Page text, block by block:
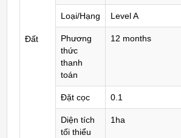
Đất
Loại/Hạng Level A
Phương
thức
thanh
toán
12 months
Đặt cọc 0.1
Diện tích
tối thiểu
1ha